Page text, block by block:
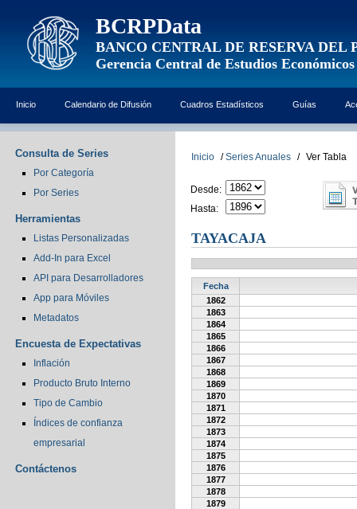
BCRPData
BANCO CENTRAL DE RESERVA DEL
Gerencia Central de Estudios Económicos
Inicio Calendario de Difusión Cuadros Estadísticos Guías
Consulta de Series
Por Categoría
Por Series
Herramientas
Listas Personalizadas
Add-In para Excel
API para Desarrolladores
App para Móviles
Metadatos
Encuesta de Expectativas
Inflación
Producto Bruto Interno
Tipo de Cambio
Índices de confianza
empresarial
Contáctenos
Inicio / Series Anuales / Ver Tabla
Desde:
Hasta:
TAYACAJA
Fecha
1862
1863
1864
1865
1866
1867
1868
1869
1870
1871
1872
1873
1874
1875
1876
1877
1878
1879